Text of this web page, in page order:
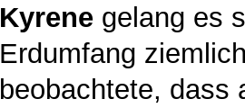
Kyrene gelang es
Erdumfang
beobachtete, dass